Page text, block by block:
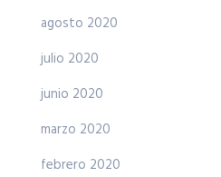
agosto 2020
julio 2020
junio 2020
marzo 2020
febrero 2020